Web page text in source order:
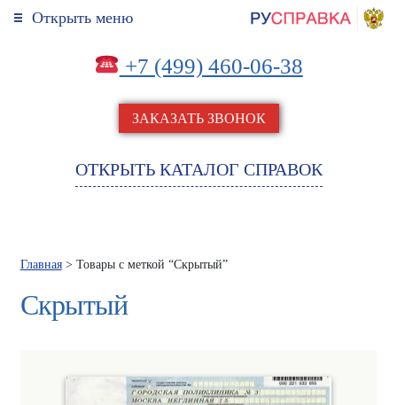
Открыть меню
ОТКРЫТЬ КАТАЛОГ СПРАВОК
+7 (499) 460-06-38
ЗАКАЗАТЬ ЗВОНОК
Главная> Товары с меткой “Скрытый”
Скрытый